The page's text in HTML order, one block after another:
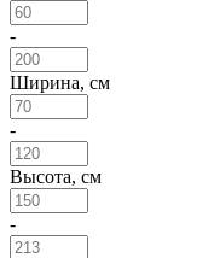
-
Ширина, см
-
Высота, см
-